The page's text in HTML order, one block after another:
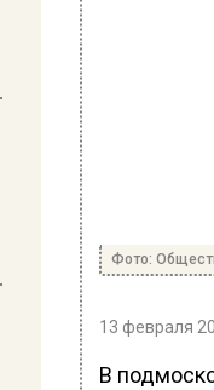
Фото:
13 февраля
В